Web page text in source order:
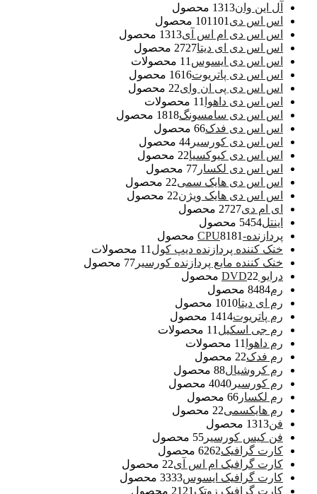
آل این وان 1313 محصول
اس اس دی
101 101 محصول
اس اس دی ام اس آی
1313 محصول
اس اس دی ای دیتا
2727 محصول
اس اس دی ایسوس
1 1 محصولات
اس اس دی پاتریوت
1616 محصول
اس اس دی پی ان وای 22 محصول
اس اس دی داهوا
1 1 محصولات
اس اس دی سامسونگ
1818 محصول
اس اس دی فدک 66 محصول
اس اس دی کورسیر
44 محصول
اس اس دی کیوکسیا 22 محصول
اس اس دی لکسار
77 محصول
اس اس دی هایک سمی 22 محصول
اس اس دی هایک ویژن 22 محصول
ای ام دی
2727 محصول
اینتل
5454 محصول
پردازنده-CPU
8181 محصول
خنک کننده پردازنده دیپ کول
1 1 محصولات
خنک کننده مایع پردازنده کورسیر
77 محصول
درایو DVD
22 محصول
رم
8484 محصول
رم ای دیتا
1010 محصول
رم پاتریوت
1414 محصول
رم جی اسکیل
1 1 محصولات
رم داهوا
1 1 محصولات
رم فدک 22 محصول
رم کروشیال 88 محصول
رم کورسیر
4040 محصول
رم لکسار
66 محصول
رم هایکسمی 22 محصول
فن
1313 محصول
فن کیس کورسیر
55 محصول
کارت گرافیک
6262 محصول
کارت گرافیک ام اس آی 22 محصول
کارت گرافیک ایسوس
3333 محصول
کارت گرافیک زوتک
21 21 محصول